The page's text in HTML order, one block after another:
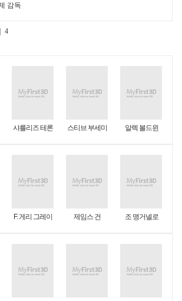
감독
4
샤를리즈 테론 스티브 부세미 알렉 볼드윈
F. 게리 그레이 제임스 건 조 맹거넬로